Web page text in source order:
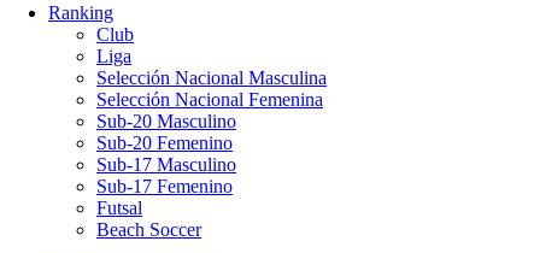
Ranking
Club
Liga
Selección Nacional Masculina
Selección Nacional Femenina
Sub-20 Masculino
Sub-20 Femenino
Sub-17 Masculino
Sub-17 Femenino
Futsal
Beach Soccer